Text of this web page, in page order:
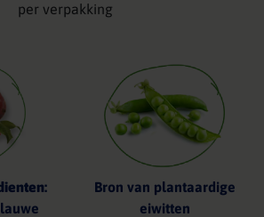
per verpakking
:
Bron van plantaardige
eiwitten